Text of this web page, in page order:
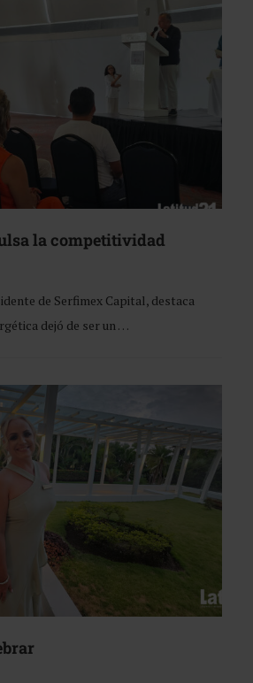
la competitividad
de Serfimex Capital, destaca
dejó de ser un …